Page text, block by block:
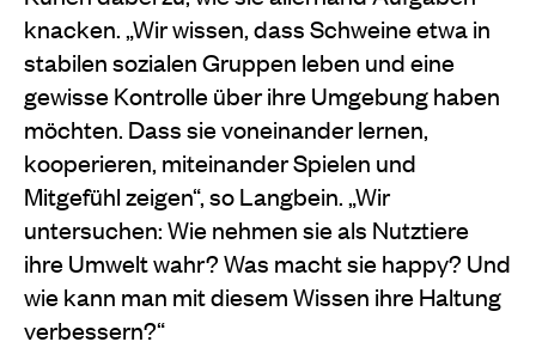
knacken. „Wir wissen, dass Schweine etwa in
stabilen sozialen Gruppen leben und eine
gewisse Kontrolle über ihre Umgebung haben
möchten. Dass sie voneinander lernen,
kooperieren, miteinander Spielen und
Mitgefühl zeigen“, so Langbein. „Wir
untersuchen: Wie nehmen sie als Nutztiere
ihre Umwelt wahr? Was macht sie happy? Und
wie kann man mit diesem Wissen ihre Haltung
verbessern?“